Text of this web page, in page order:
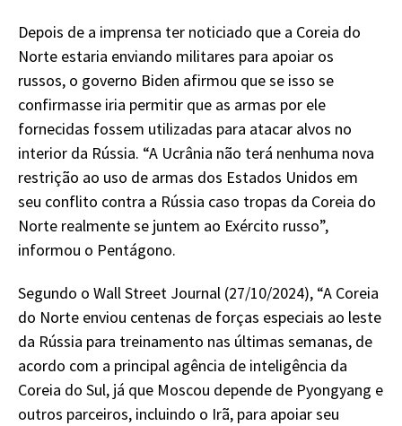
Depois de a imprensa ter noticiado que a Coreia do
Norte estaria enviando militares para apoiar os
russos, o governo Biden afirmou que se isso se
confirmasse iria permitir que as armas por ele
fornecidas fossem utilizadas para atacar alvos no
interior da Rússia. “A Ucrânia não terá nenhuma nova
restrição ao uso de armas dos Estados Unidos em
seu conflito contra a Rússia caso tropas da Coreia do
Norte realmente se juntem ao Exército russo”,
informou o Pentágono.
Segundo o Wall Street Journal (27/10/2024), “A Coreia
do Norte enviou centenas de forças especiais ao leste
da Rússia para treinamento nas últimas semanas, de
acordo com a principal agência de inteligência da
Coreia do Sul, já que Moscou depende de Pyongyang e
outros parceiros, incluindo o Irã, para apoiar seu